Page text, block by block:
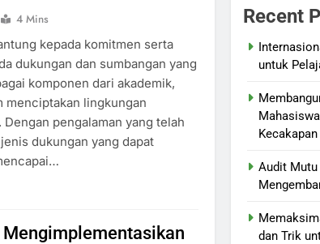
4 Mins
kepada komitmen serta
dukungan dan sumbangan yang
komponen dari akademik,
menciptakan lingkungan
pengalaman yang telah
dukungan yang dapat
Recent
untuk
Kecakapan
Audit
dan Trik